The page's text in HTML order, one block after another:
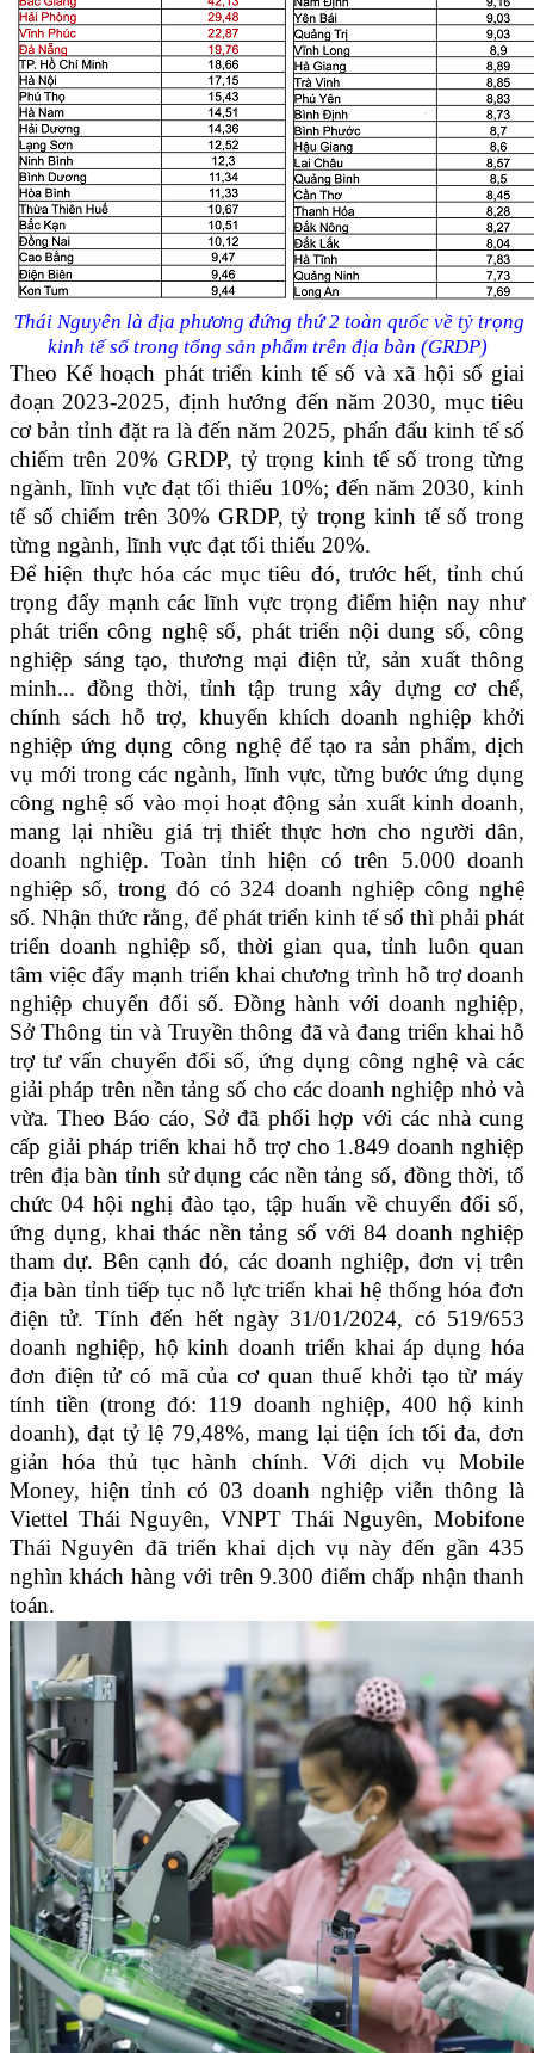
Thái Nguyên là địa phương đứng thứ 2 toàn quốc về tỷ trọng
kinh tế số trong tổng sản phẩm trên địa bàn (GRDP)
Theo Kế hoạch phát triển kinh tế số và xã hội số giai
đoạn 2023-2025, định hướng đến năm 2030, mục tiêu
cơ bản tỉnh đặt ra là đến năm 2025, phấn đấu kinh tế số
chiếm trên 20% GRDP, tỷ trọng kinh tế số trong từng
ngành, lĩnh vực đạt tối thiểu 10%; đến năm 2030, kinh
tế số chiếm trên 30% GRDP, tỷ trọng kinh tế số trong
từng ngành, lĩnh vực đạt tối thiểu 20%.
Để hiện thực hóa các mục tiêu đó, trước hết, tỉnh chú
trọng đẩy mạnh các lĩnh vực trọng điểm hiện nay như
phát triển công nghệ số, phát triển nội dung số, công
nghiệp sáng tạo, thương mại điện tử, sản xuất thông
minh... đồng thời, tỉnh tập trung xây dựng cơ chế,
chính sách hỗ trợ, khuyến khích doanh nghiệp khởi
nghiệp ứng dụng công nghệ để tạo ra sản phẩm, dịch
vụ mới trong các ngành, lĩnh vực, từng bước ứng dụng
công nghệ số vào mọi hoạt động sản xuất kinh doanh,
mang lại nhiều giá trị thiết thực hơn cho người dân,
doanh nghiệp. Toàn tỉnh hiện có trên 5.000 doanh
nghiệp số, trong đó có 324 doanh nghiệp công nghệ
số. Nhận thức rằng, để phát triển kinh tế số thì phải phát
triển doanh nghiệp số, thời gian qua, tỉnh luôn quan
tâm việc đẩy mạnh triển khai chương trình hỗ trợ doanh
nghiệp chuyển đổi số. Đồng hành với doanh nghiệp,
Sở Thông tin và Truyền thông đã và đang triển khai hỗ
trợ tư vấn chuyển đổi số, ứng dụng công nghệ và các
giải pháp trên nền tảng số cho các doanh nghiệp nhỏ và
vừa. Theo Báo cáo, Sở đã phối hợp với các nhà cung
cấp giải pháp triển khai hỗ trợ cho 1.849 doanh nghiệp
trên địa bàn tỉnh sử dụng các nền tảng số, đồng thời, tổ
chức 04 hội nghị đào tạo, tập huấn về chuyển đổi số,
ứng dụng, khai thác nền tảng số với 84 doanh nghiệp
tham dự. Bên cạnh đó, các doanh nghiệp, đơn vị trên
địa bàn tỉnh tiếp tục nỗ lực triển khai hệ thống hóa đơn
điện tử. Tính đến hết ngày 31/01/2024, có 519/653
doanh nghiệp, hộ kinh doanh triển khai áp dụng hóa
đơn điện tử có mã của cơ quan thuế khởi tạo từ máy
tính tiền (trong đó: 119 doanh nghiệp, 400 hộ kinh
doanh), đạt tỷ lệ 79,48%, mang lại tiện ích tối đa, đơn
giản hóa thủ tục hành chính. Với dịch vụ Mobile
Money, hiện tỉnh có 03 doanh nghiệp viễn thông là
Viettel Thái Nguyên, VNPT Thái Nguyên, Mobifone
Thái Nguyên đã triển khai dịch vụ này đến gần 435
nghìn khách hàng với trên 9.300 điểm chấp nhận thanh
toán.